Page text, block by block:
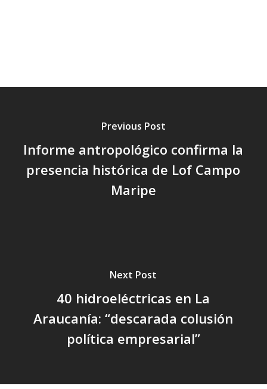
Previous Post
Informe antropológico confirma la
presencia histórica de Lof Campo
Maripe
Next Post
40 hidroeléctricas en La
Araucanía: “descarada colusión
política empresarial”